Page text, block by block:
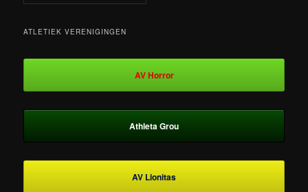
ATLETIEK VERENIGINGEN
AV Horror
Athleta Grou
AV Lionitas